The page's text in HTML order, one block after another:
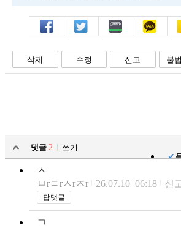
페북 트윗 밴드 카톡
삭제 수정 신고
불
댓글 2
쓰기
ㅅ
ㅂrㄷrㅅrㅈr
26.07.10 06:18 신
답댓글
ㄱ